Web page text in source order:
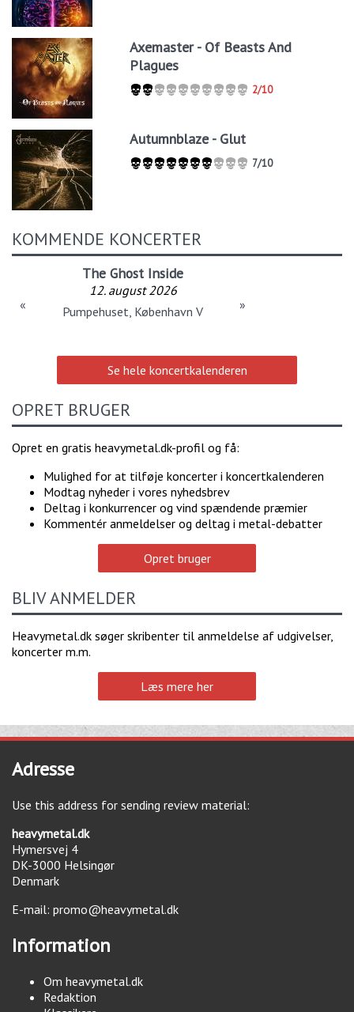
Axemaster - Of Beasts And
Plagues
2/10
Autumnblaze - Glut
7/10
KOMMENDE KONCERTER
The Ghost Inside
12. august 2026
Pumpehuset, København V
« »
Se hele koncertkalenderen
OPRET BRUGER
Opret en gratis heavymetal.dk-profil og få:
Mulighed for at tilføje koncerter i koncertkalenderen
Modtag nyheder i vores nyhedsbrev
Deltag i konkurrencer og vind spændende præmier
Kommentér anmeldelser og deltag i metal-debatter
Opret bruger
BLIV ANMELDER
Heavymetal.dk søger skribenter til anmeldelse af udgivelser,
koncerter m.m.
Læs mere her
Adresse
Use this address for sending review material:
heavymetal.dk
Hymersvej 4
DK-3000 Helsingør
Denmark
E-mail: promo@heavymetal.dk
Information
Om heavymetal.dk
Redaktion